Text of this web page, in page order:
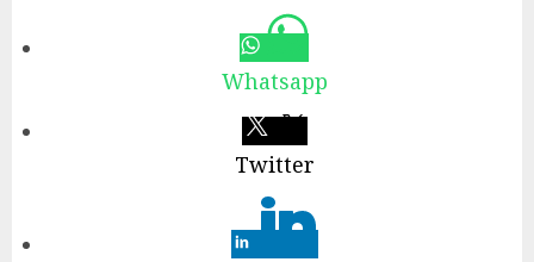
Whatsapp
Twitter